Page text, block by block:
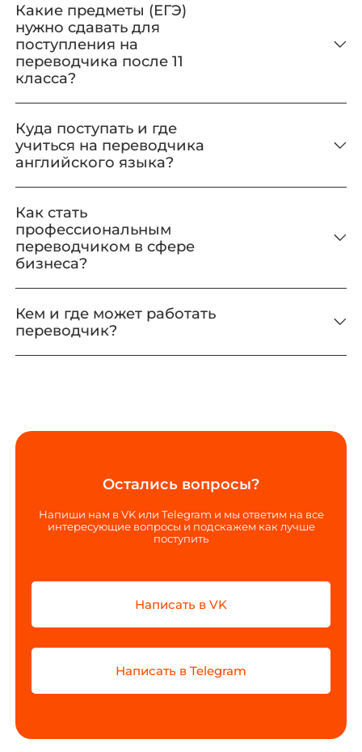
Какие предметы (ЕГЭ)
нужно сдавать для
поступления на
переводчика после 11
класса?
Куда поступать и где
учиться на переводчика
английского языка?
Как стать
профессиональным
переводчиком в сфере
бизнеса?
Кем и где может работать
переводчик?
Остались вопросы?
Напиши нам в VK или Telegram и мы ответим на все
интересующие вопросы и подскажем как лучше
поступить
Написать в VK
Написать в Telegram